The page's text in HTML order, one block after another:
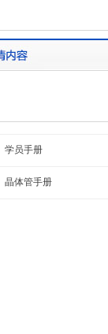
学员手册
晶体管手册